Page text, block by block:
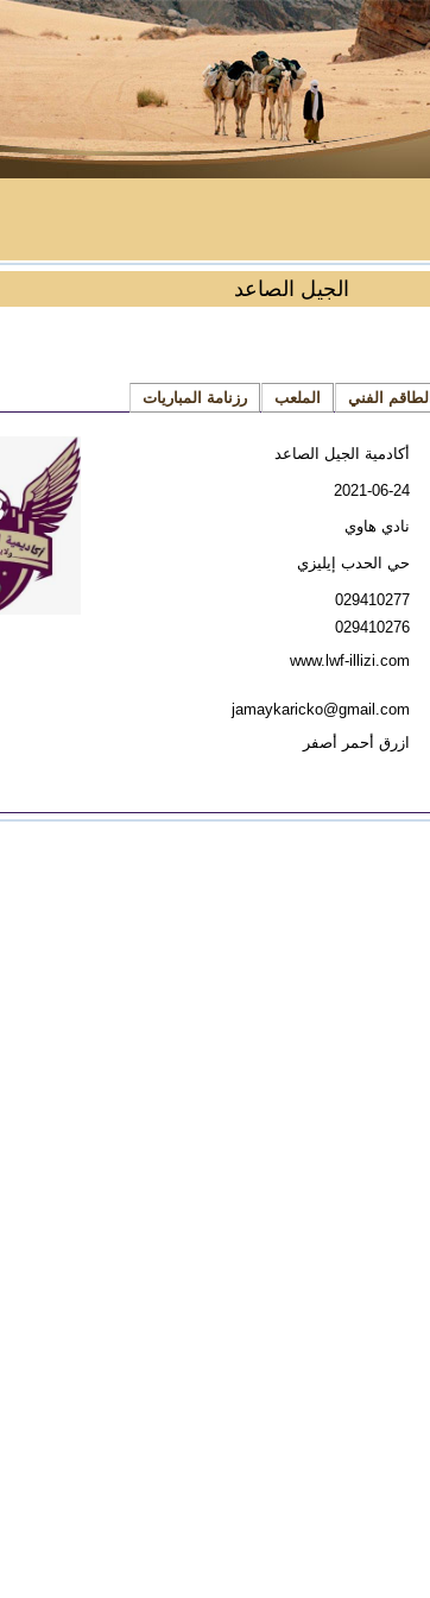
الجيل الصاعد
الطاقم الفني الملعب رزنامة المباريات
أكادمية الجيل الصاعد
2021-06-24
نادي هاوي
حي الحدب إيليزي
029410277
029410276
www.lwf-illizi.com
jamaykaricko@gmail.com
ازرق أحمر أصفر